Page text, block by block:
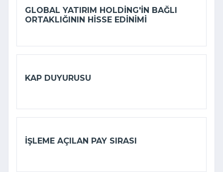
GLOBAL YATIRIM HOLDING'IN BAĞLI
ORTAKLIĞININ HISSE EDINIMI
KAP DUYURUSU
İŞLEME AÇILAN PAY SIRASI